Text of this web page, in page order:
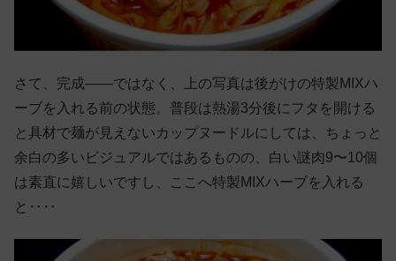
さて、完成——ではなく、上の写真は後がけの特製MIXハ
ーブを入れる前の状態。普段は熱湯3分後にフタを開ける
と具材で麺が見えないカップヌードルにしては、ちょっと
余白の多いビジュアルではあるものの、白い謎肉9〜10個
は素直に嬉しいですし、ここへ特製MIXハーブを入れる
と‥‥